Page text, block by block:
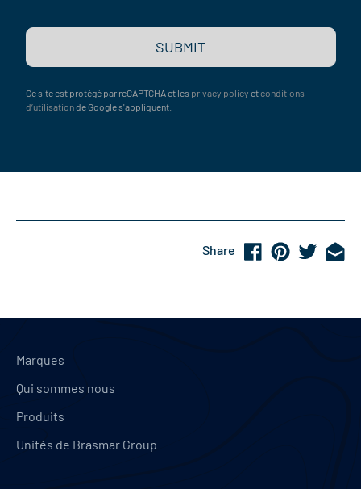
SUBMIT
Ce site est protégé par reCAPTCHA et les privacy policy etconditions
d’utilisationde Google s'appliquent.
Share
Marques
Qui sommes nous
Produits
Unités de Brasmar Group